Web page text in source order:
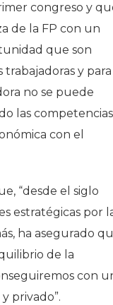
congreso y
de la FP con un
que son
y para
no se puede
las
con el
“desde el siglo
estratégicas por
ha asegurado
de la
con
privado”.